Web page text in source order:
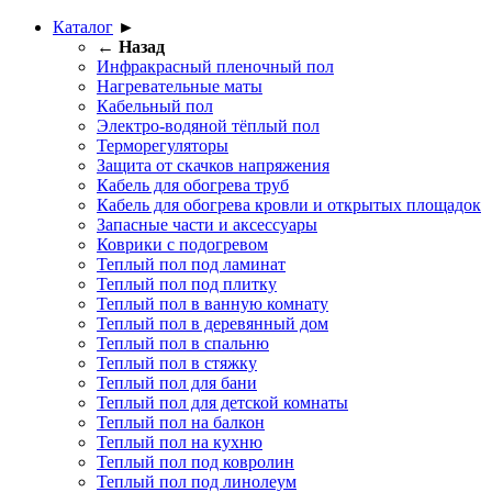
Каталог ►
← Назад
Инфракрасный пленочный пол
Нагревательные маты
Кабельный пол
Электро-водяной тёплый пол
Терморегуляторы
Защита от скачков напряжения
Кабель для обогрева труб
Кабель для обогрева кровли и открытых площадок
Запасные части и аксессуары
Коврики с подогревом
Теплый пол под ламинат
Теплый пол под плитку
Теплый пол в ванную комнату
Теплый пол в деревянный дом
Теплый пол в спальню
Теплый пол в стяжку
Теплый пол для бани
Теплый пол для детской комнаты
Теплый пол на балкон
Теплый пол на кухню
Теплый пол под ковролин
Теплый пол под линолеум